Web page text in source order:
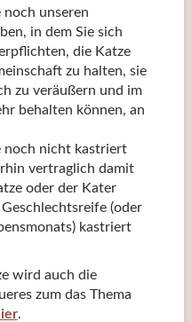
noch unseren
in dem Sie sich
die Katze
zu halten, sie
zu veräußern und im
behalten können, an
noch nicht kastriert
vertraglich damit
oder der Kater
(oder
kastriert
wird auch die
zum das Thema
.